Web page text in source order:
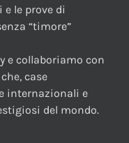
e le prove di
“timore”
e collaboriamo con
case
internazionali e
del mondo.